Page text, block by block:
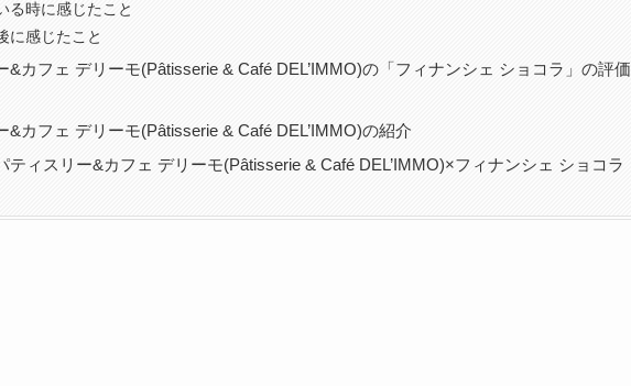
る時に感じたこと
に感じたこと
&カフェ デリーモ(Pâtisserie & Café DEL’IMMO)の「フィナンシェ ショコラ」の評価
&カフェ デリーモ(Pâtisserie & Café DEL’IMMO)の紹介
ティスリー&カフェ デリーモ(Pâtisserie & Café DEL’IMMO)×フィナンシェ ショコラ